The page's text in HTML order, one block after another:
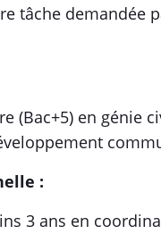
tâche demandée
(Bac+5) en génie
:
3 ans en